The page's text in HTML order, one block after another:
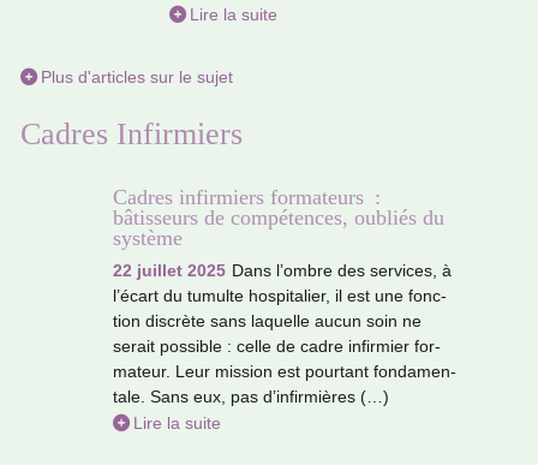
Lire la suite
Plus d'articles sur le sujet
Cadres Infirmiers
Cadres infirmiers formateurs :
bâtisseurs de compétences, oubliés du
système
22 juillet 2025 Dans l’ombre des ser­vi­ces, à
l’écart du tumulte hos­pi­ta­lier, il est une fonc­
tion dis­crète sans laquelle aucun soin ne
serait pos­si­ble : celle de cadre infir­mier for­
ma­teur. Leur mis­sion est pour­tant fon­da­men­
tale. Sans eux, pas d’infir­miè­res (…)
Lire la suite